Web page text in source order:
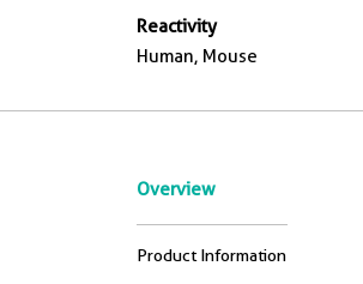
Reactivity
Human, Mouse
Overview
Product Information